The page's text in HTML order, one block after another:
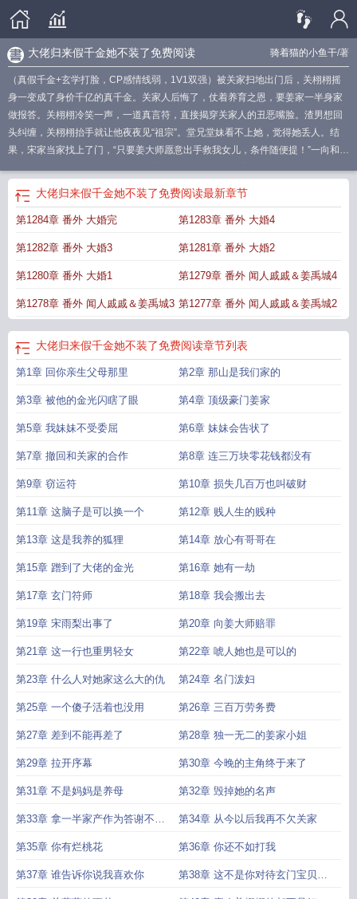
骑着猫的小鱼干/著
大佬归来假千金她不装了免费阅读
（真假千金+玄学打脸，CP感情线弱，1V1双强）被关家扫地出门后，关栩栩摇
身一变成了身价千亿的真千金。关家人后悔了，仗着养育之恩，要姜家一半身家
做报答。关栩栩冷笑一声，一道真言符，直接揭穿关家人的丑恶嘴脸。渣男想回
头纠缠，关栩栩抬手就让他夜夜见“祖宗”。堂兄堂妹看不上她，觉得她丢人。结
果，宋家当家找上了门，“只要姜大师愿意出手救我女儿，条件随便提！”一向和姜
向怼天怼地的堂弟也成了她的跟屁虫，“这是我唯一的姐！谁敢骂她，我骂他全
家！”回过神的姜家人才知道，他们以为的小可怜居然是个真玄门大佬。驱邪，画
符，救人，还要追金大腿。关栩栩表示，“我好忙。”褚·金大腿·北鹤主动分担压
李耕耘爱看的热门霸总文
假千金她不装了 书旗
大佬归来假千金她不装了人物关
系大佬她穿成了假千金 大佬归来假千金她不装了短剧大佬归来假千金她不装了
者假千金她不装了 骑着猫的小鱼干大佬归来假千金她不装了百度大佬归来假
装了关栩栩褚北鹤假千金她不装了(应该是)大佬回来假千金她不装了
假千金她不装了人物介绍大佬归来假千金她不装了男主身份大佬归来假千金她
不装了txt大佬归来假千金她不装了人物关系图大佬归来假千金她不装了听书
佬归来假千金她不装了讲的什么
大佬归来假千金她不装了关栩栩
假千金她不装了女主的真实身份
大佬归来假千金她不装了漫画
她不装了全文免费阅读
大佬归来假千金她不装了TXT
大佬归来假千金她不装了
读大佬归来假千金她不装了完结了吗 大佬她穿成假千金她妈大佬归来假千金她
尖宠大佬归来假千金她不装了褚北鹤身份大佬归来假千金她不装了
装了百度 假千金她不装了 笔趣阁 大佬归来假千金她不装了txt百度
有声大佬的真假千金假千金她不装了免费大佬归来假千金她不装了关栩栩褚北
鹤 笔趣阁 大佬归来假千金她不装了女主妈妈大佬归来假千金她不装了番外
来假千金她不装了笔趣阁
大佬归来假千金她不装了免费阅读最新章节
第1284章 番外 大婚完 第1283章 番外 大婚4
第1282章 番外 大婚3 第1281章 番外 大婚2
第1280章 番外 大婚1 第1279章 番外 闻人戚戚＆姜禹城4
第1278章 番外 闻人戚戚＆姜禹城3 第1277章 番外 闻人戚戚＆姜禹城2
大佬归来假千金她不装了免费阅读章节列表
第1章 回你亲生父母那里 第2章 那山是我们家的
第3章 被他的金光闪瞎了眼 第4章 顶级豪门姜家
第5章 我妹妹不受委屈 第6章 妹妹会告状了
第7章 撤回和关家的合作 第8章 连三万块零花钱都没有
第9章 窃运符 第10章 损失几百万也叫破财
第11章 这脑子是可以换一个 第12章 贱人生的贱种
第13章 这是我养的狐狸 第14章 放心有哥哥在
第15章 蹭到了大佬的金光 第16章 她有一劫
第17章 玄门符师 第18章 我会搬出去
第19章 宋雨梨出事了 第20章 向姜大师赔罪
第21章 这一行也重男轻女 第22章 唬人她也是可以的
第23章 什么人对她家这么大的仇 第24章 名门泼妇
第25章 一个傻子活着也没用 第26章 三百万劳务费
第27章 差到不能再差了 第28章 独一无二的姜家小姐
第29章 拉开序幕 第30章 今晚的主角终于来了
第31章 不是妈妈是养母 第32章 毁掉她的名声
第33章 拿一半家产作为答谢不过
分吧
第34章 从今以后我再不欠关家
第35章 你有烂桃花 第36章 你还不如打我
第37章 谁告诉你说我喜欢你 第38章 这不是你对待玄门宝贝该